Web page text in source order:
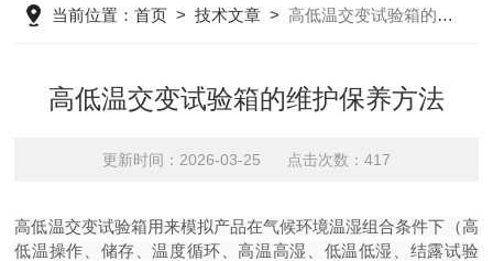
当前位置：首页 >技术文章 >高低温交变试验箱的维护保养方法
高低温交变试验箱的维护保养方法
更新时间：2026-03-25 点击次数：417
高低温交变试验箱用来模拟产品在气候环境温湿组合条件下（高
低温操作、储存、温度循环、高温高湿、低温低湿、结露试验